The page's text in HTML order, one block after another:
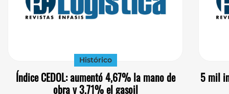
Histórico
Índice CEDOL: aumentó 4,67% la mano de
obra y 3,71% el gasoil
5 mil